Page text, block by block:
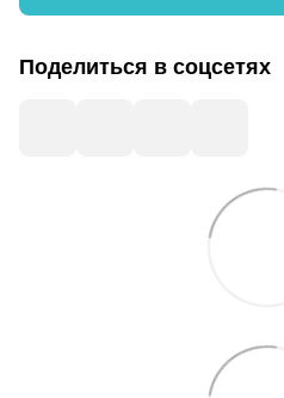
Поделиться в соцсетях